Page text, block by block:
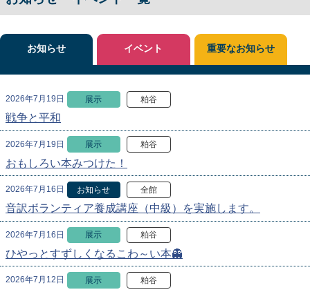
お知らせ
2026年7月19日 展示 粕谷
戦争と平和
2026年7月19日 展示 粕谷
おもしろい本みつけた！
2026年7月16日 お知らせ 全館
音訳ボランティア養成講座（中級）を実施します。
2026年7月16日 展示 粕谷
ひやっとすずしくなるこわ～い本👻
2026年7月12日 展示 粕谷
イベント 重要なお知らせ